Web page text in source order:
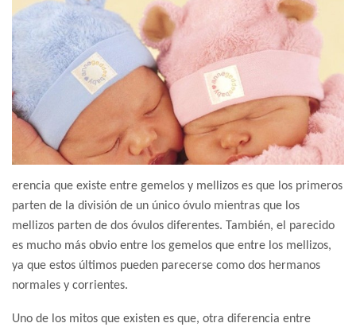
erencia que existe entre gemelos y mellizos es que los primeros
parten de la división de un único óvulo mientras que los
mellizos parten de dos óvulos diferentes. También, el parecido
es mucho más obvio entre los gemelos que entre los mellizos,
ya que estos últimos pueden parecerse como dos hermanos
normales y corrientes.
Uno de los mitos que existen es que, otra diferencia entre